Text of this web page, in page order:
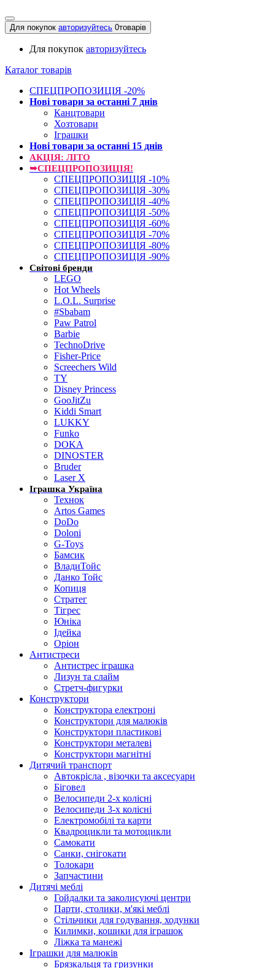
Для покупок авторизуйтесь 0товарів
Для покупок авторизуйтесь
Каталог товарів
СПЕЦПРОПОЗИЦІЯ -20%
Нові товари за останнi 7 днiв
Канцтовари
Хозтовари
Іграшки
Нові товари за останнi 15 днiв
АКЦІЯ: ЛІТО
➥СПЕЦПРОПОЗИЦІЯ!
СПЕЦПРОПОЗИЦІЯ -10%
СПЕЦПРОПОЗИЦІЯ -30%
СПЕЦПРОПОЗИЦІЯ -40%
СПЕЦПРОПОЗИЦІЯ -50%
СПЕЦПРОПОЗИЦІЯ -60%
СПЕЦПРОПОЗИЦІЯ -70%
СПЕЦПРОПОЗИЦІЯ -80%
СПЕЦПРОПОЗИЦІЯ -90%
Світові бренди
LEGO
Hot Wheels
L.O.L. Surprise
#Sbabam
Paw Patrol
Barbie
TechnoDrive
Fisher-Price
Screechers Wild
TY
Disney Princess
GooJitZu
Kiddi Smart
LUKKY
Funko
DOKA
DINOSTER
Bruder
Laser X
Іграшка Україна
Технок
Artos Games
DoDo
Doloni
G-Toys
Бамсик
ВладиТойс
Данко Тойс
Копиця
Стратег
Тігрес
Юніка
Ідейка
Оріон
Антистреси
Антистрес іграшка
Лизун та слайм
Стретч-фигурки
Конструктори
Конструктора електроні
Конструктори для малюків
Конструктори пластикові
Конструктори металеві
Конструктори магнітні
Дитячий транспорт
Автокрісла , візочки та аксесуари
Біговел
Велосипеди 2-х колісні
Велосипеди 3-х колісні
Електромобілі та карти
Квадроцикли та мотоцикли
Самокати
Санки, снігокати
Толокари
Запчастини
Дитячі меблі
Гойдалки та заколисуючі центри
Парти, столики, м'які меблі
Стільчики для годування, ходунки
Килимки, кошики для іграшок
Ліжка та манежі
Іграшки для малюків
Брязкальця та гризунки